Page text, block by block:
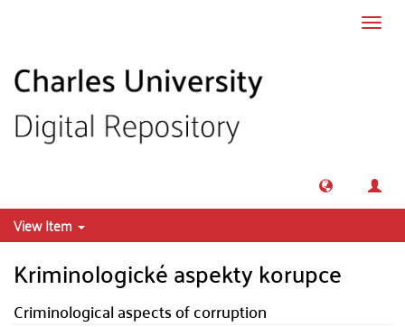
View Item
Kriminologické aspekty korupce
Criminological aspects of corruption